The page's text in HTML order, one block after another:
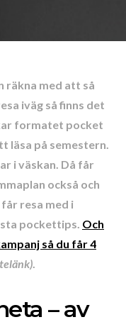
räkna med att så
iväg så finns det
formatet pocket
läsa på semestern.
i väskan. Då får
också och
resa med i
pockettips. Och
så du får 4
.
– av